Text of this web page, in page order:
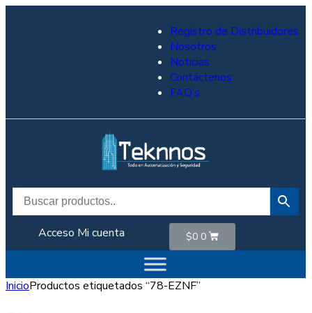
Registro de Distribuidores
Nosotros
Noticias
Contáctenos
FAQ’s
Acceso Mi cuenta $0 0
InicioProductos etiquetados “78-EZNF”